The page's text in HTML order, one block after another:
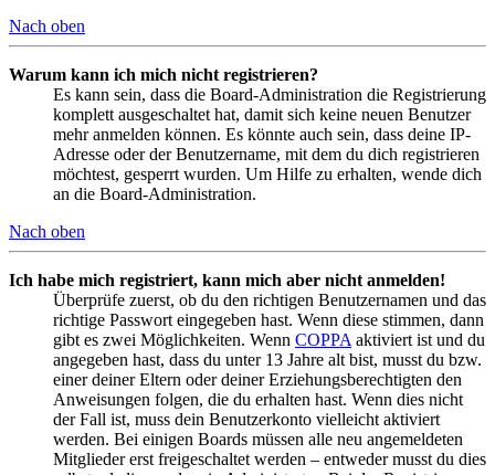
Nach oben
Warum kann ich mich nicht registrieren?
Es kann sein, dass die Board-Administration die Registrierung
komplett ausgeschaltet hat, damit sich keine neuen Benutzer
mehr anmelden können. Es könnte auch sein, dass deine IP-
Adresse oder der Benutzername, mit dem du dich registrieren
möchtest, gesperrt wurden. Um Hilfe zu erhalten, wende dich
an die Board-Administration.
Nach oben
Ich habe mich registriert, kann mich aber nicht anmelden!
Überprüfe zuerst, ob du den richtigen Benutzernamen und das
richtige Passwort eingegeben hast. Wenn diese stimmen, dann
gibt es zwei Möglichkeiten. Wenn COPPA aktiviert ist und du
angegeben hast, dass du unter 13 Jahre alt bist, musst du bzw.
einer deiner Eltern oder deiner Erziehungsberechtigten den
Anweisungen folgen, die du erhalten hast. Wenn dies nicht
der Fall ist, muss dein Benutzerkonto vielleicht aktiviert
werden. Bei einigen Boards müssen alle neu angemeldeten
Mitglieder erst freigeschaltet werden – entweder musst du dies